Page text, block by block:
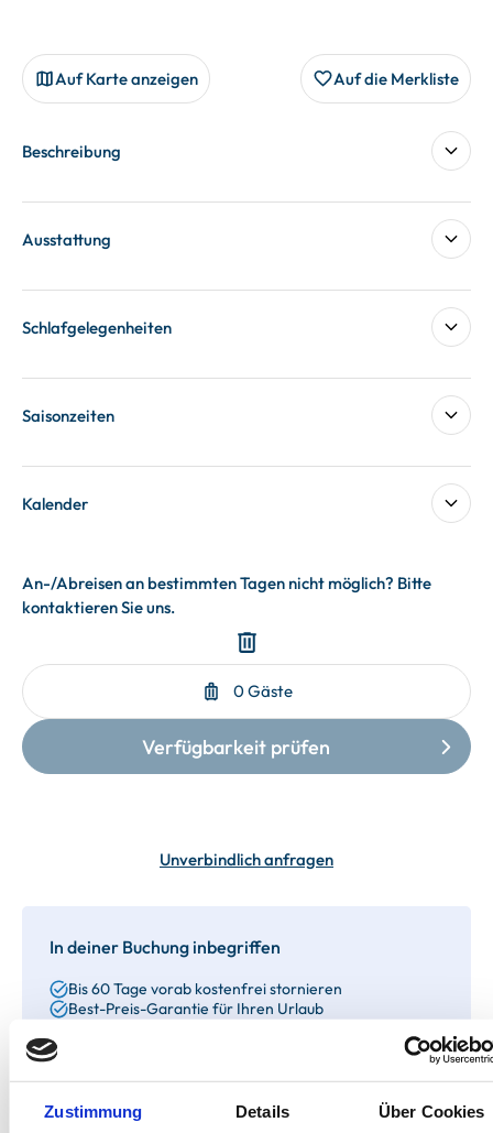
Zustimmung Details Über Cookies
Auf Karte anzeigen Auf die Merkliste
Beschreibung
Ausstattung
Schlafgelegenheiten
Saisonzeiten
Kalender
Unverbindlich anfragen
In deiner Buchung inbegriffen
Bis 60 Tage vorab kostenfrei stornieren
Best-Preis-Garantie für Ihren Urlaub
Gäste-App mit digitalen Bonusprogrammen